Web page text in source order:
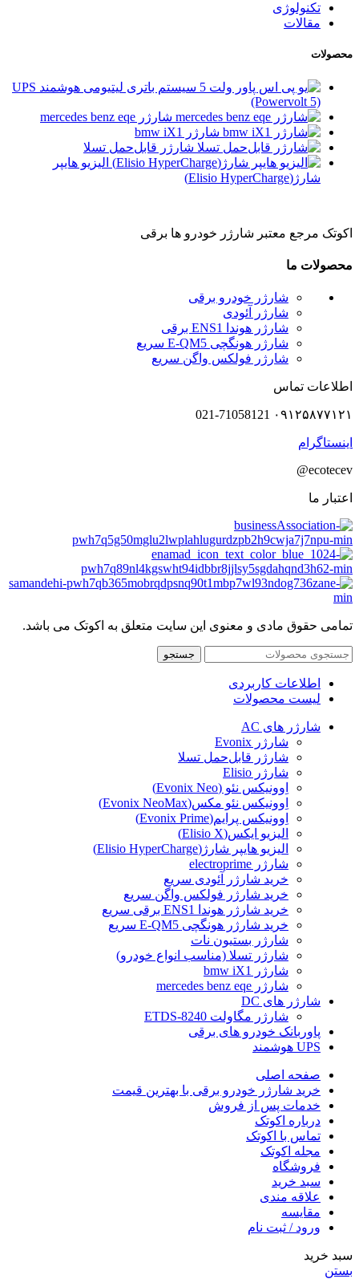
تکنولوژی
مقالات
محصولات
سیستم باتری لیتیومی هوشمند UPS
(Powervolt 5)
شارژر mercedes benz eqe
شارژر bmw iX1
شارژر قابل‌حمل تسلا
الیزیو هایپر
شارژ(Elisio HyperCharge)
اکوتک مرجع معتبر شارژر خودرو ها برقی
محصولات ما
شارژر خودرو برقی
شارژر آئودی
شارژر هوندا ENS1 برقی
شارژر هونگچی E-QM5 سریع
شارژر فولکس واگن سریع
اطلاعات تماس
۰۹۱۲۵۸۷۷۱۲۱ 021-71058121
اینستاگرام
ecotecev@
اعتبار ما
تمامی حقوق مادی و معنوی این سایت متعلق به اکوتک می باشد.
جستجو
اطلاعات کاربردی
لیست محصولات
شارژر های AC
شارژر Evonix
شارژر قابل‌حمل تسلا
شارژر Elisio
اِوونیکس نئو (Evonix Neo)
اِوونیکس نئو مکس(Evonix NeoMax)
اِوونیکس پرایم(Evonix Prime)
الیزیو ایکس(Elisio X)
الیزیو هایپر شارژ(Elisio HyperCharge)
شارژر electroprime
خرید شارژر آئودی سریع
خرید شارژر فولکس واگن سریع
خرید شارژر هوندا ENS1 برقی سریع
خرید شارژر هونگچی E-QM5 سریع
شارژر بستیون نات
شارژر تسلا (مناسب انواع خودرو)
شارژر bmw iX1
شارژر mercedes benz eqe
شارژر های DC
شارژر مگاولت ETDS-8240
پاوربانک خودرو های برقی
UPS هوشمند
صفحه اصلی
خرید شارژر خودرو برقی با بهترین قیمت
خدمات پس از فروش
درباره اکوتک
تماس با اکوتک
مجله اکوتک
فروشگاه
سبد خرید
علاقه مندی
مقایسه
ورود / ثبت نام
سبد خرید
بستن